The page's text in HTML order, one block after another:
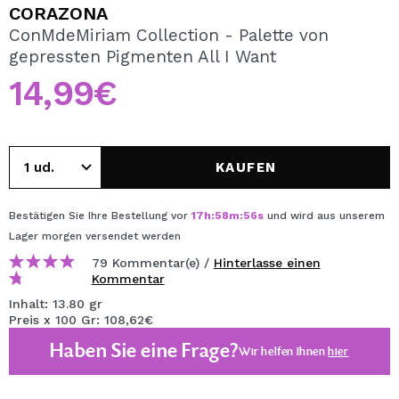
REGISTRIEREN
Durch die Erstellung eines Kontos bei Maquillalia.de
können Sie Ihre Einkäufe schnell tätigen, den Status Ihrer
Bestellungen überprüfen und Ihre bisherigen Vorgänge
einsehen.
BENUTZERKONTO ERSTELLEN
CORAZONA
ConMdeMiriam Collection - Palette von
gepressten Pigmenten All I Want
14,99€
KAUFEN
Bestätigen Sie Ihre Bestellung vor 17h:58m:56s und wird aus unserem
Lager morgen versendet werden
79 Kommentar(e) / Hinterlasse einen
Kommentar
Inhalt: 13.80 gr
Preis x 100 Gr: 108,62€
Haben Sie eine Frage?Wir helfen Ihnenhier